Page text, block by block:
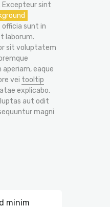
Excepteur sint
sunt in
laborum.
sit voluptatem
eaque
vei tooltip
explicabo.
aut odit
magni
minim